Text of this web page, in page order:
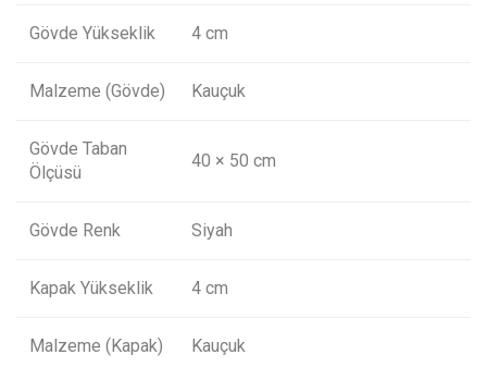
Gövde Yükseklik 4 cm
Malzeme (Gövde) Kauçuk
Gövde Taban
Ölçüsü
40 × 50 cm
Gövde Renk Siyah
Kapak Yükseklik 4 cm
Malzeme (Kapak) Kauçuk